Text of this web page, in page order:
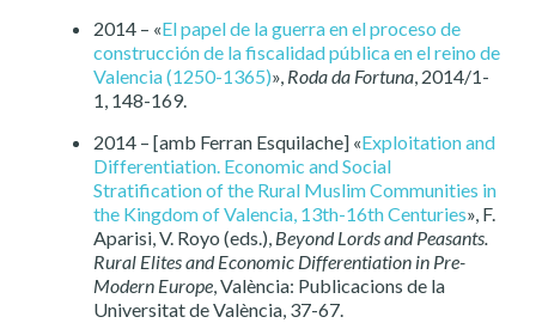
2014 – «El papel de la guerra en el proceso de
construcción de la fiscalidad pública en el reino de
Valencia (1250-1365)», Roda da Fortuna, 2014/1-
1, 148-169.
2014 – [amb Ferran Esquilache] «Exploitation and
Differentiation. Economic and Social
Stratification of the Rural Muslim Communities in
the Kingdom of Valencia, 13th-16th Centuries», F.
Aparisi, V. Royo (eds.), Beyond Lords and Peasants.
Rural Elites and Economic Differentiation in Pre-
Modern Europe, València: Publicacions de la
Universitat de València, 37-67.